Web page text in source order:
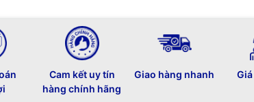
Cam kết uy tín
hàng chính hãng
Giao hàng nhanh